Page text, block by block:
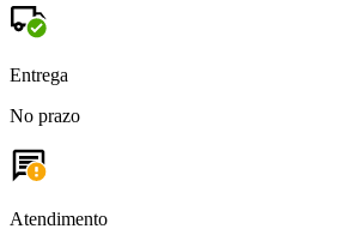
Entrega
No prazo
Atendimento